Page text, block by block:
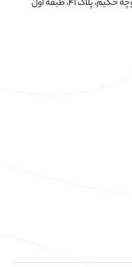
پلاک ۴۱، طبقه اول